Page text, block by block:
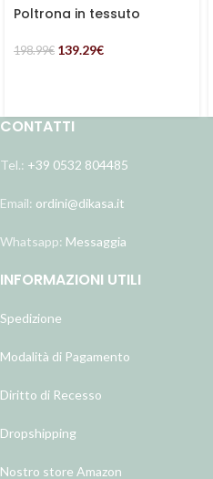
Poltrona in tessuto
198.99€ 139.29€
CONTATTI
Tel.: +39 0532 804485
Email: ordini@dikasa.it
Whatsapp: Messaggia
INFORMAZIONI UTILI
Spedizione
Modalità di Pagamento
Diritto di Recesso
Dropshipping
Nostro store Amazon